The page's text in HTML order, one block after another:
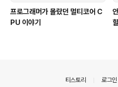
프로그래머가 몰랐던 멀티코어 C
PU 이야기
티스토리 로그인